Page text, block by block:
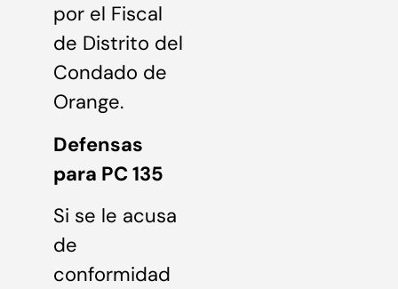
por el Fiscal
de Distrito del
Condado de
Orange.
Defensas
para PC 135
Si se le acusa
de
conformidad